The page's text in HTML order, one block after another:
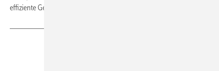
effiziente Gebäude (